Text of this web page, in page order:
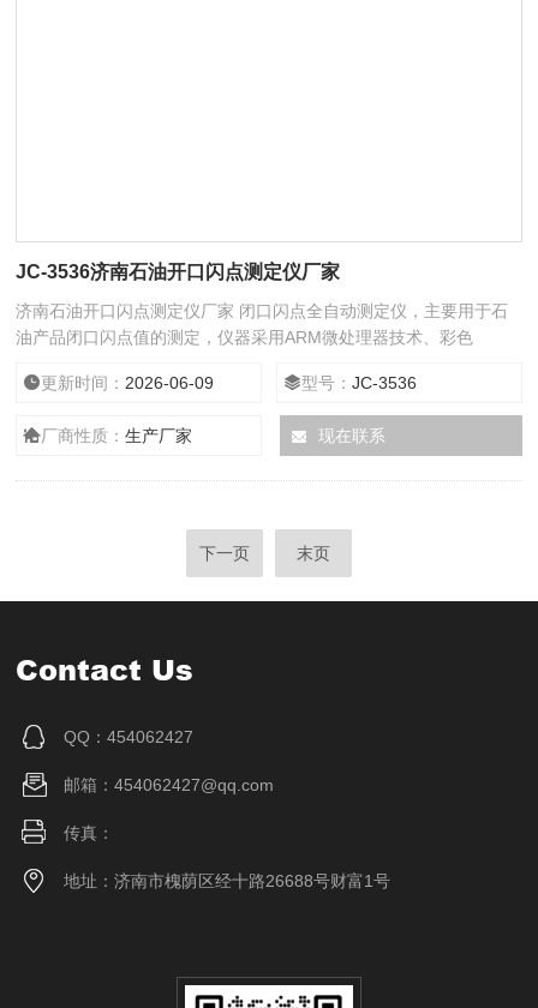
JC-3536济南石油开口闪点测定仪厂家
济南石油开口闪点测定仪厂家 闭口闪点全自动测定仪，主要用于石
油产品闭口闪点值的测定，仪器采用ARM微处理器技术、彩色
电存储功能；仪器具有自动点火、显示、锁定并打印结果、自动冷却
更新时间： 2026-06-09 型号：JC-3536
厂商性质：生产厂家 现在联系
下一页 末页
Contact Us
QQ：454062427
邮箱：454062427@qq.com
传真：
地址：济南市槐荫区经十路26688号财富1号